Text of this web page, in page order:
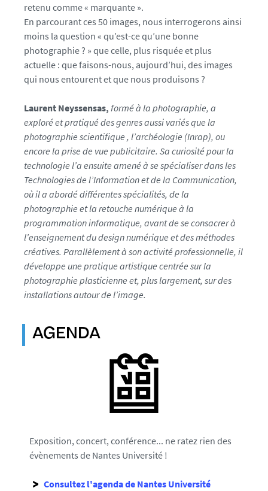
retenu comme « marquante ».
En parcourant ces 50 images, nous interrogerons ainsi
moins la question « qu’est-ce qu’une bonne
photographie ? » que celle, plus risquée et plus
actuelle : que faisons-nous, aujourd’hui, des images
qui nous entourent et que nous produisons ?
Laurent Neyssensas, formé à la photographie, a
exploré et pratiqué des genres aussi variés que la
photographie scientifique , l’archéologie (Inrap), ou
encore la prise de vue publicitaire. Sa curiosité pour la
technologie l’a ensuite amené à se spécialiser dans les
Technologies de l’Information et de la Communication,
où il a abordé différentes spécialités, de la
photographie et la retouche numérique à la
programmation informatique, avant de se consacrer à
l’enseignement du design numérique et des méthodes
créatives. Parallèlement à son activité professionnelle, il
développe une pratique artistique centrée sur la
photographie plasticienne et, plus largement, sur des
installations autour de l’image.
AGENDA
Exposition, concert, conférence... ne ratez rien des
évènements de Nantes Université !
Consultez l'agenda de Nantes Université